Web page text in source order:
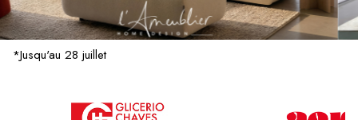
*Jusqu'au 28 juillet